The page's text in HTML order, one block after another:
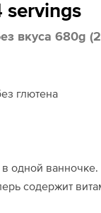
servings
вкуса 680g
глютена
одной
содержит